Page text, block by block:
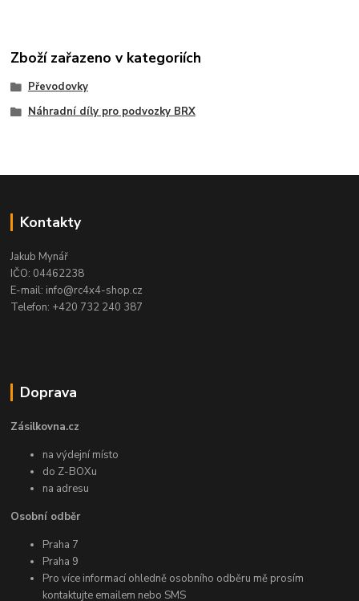
Zboží zařazeno v kategoriích
Převodovky
Náhradní díly pro podvozky BRX
Kontakty
Jakub Mynář
IČO: 04462238
E-mail: info@rc4x4-shop.cz
Telefon: +420 732 240 387
Doprava
Zásilkovna.cz
na výdejní místo
do Z-BOXu
na adresu
Osobní odběr
Praha 7
Praha 9
Pro více informací ohledně osobního odběru mě prosím
kontaktujte emailem nebo SMS